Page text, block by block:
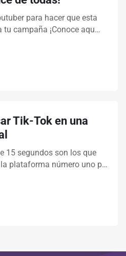
para hacer que esta
campaña ¡Conoce aqu…
Tik-Tok en una
15 segundos son los que
plataforma número uno p…